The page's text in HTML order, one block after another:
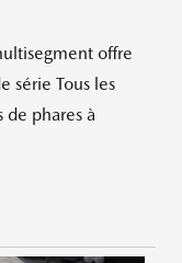
offre
série Tous les
de phares à